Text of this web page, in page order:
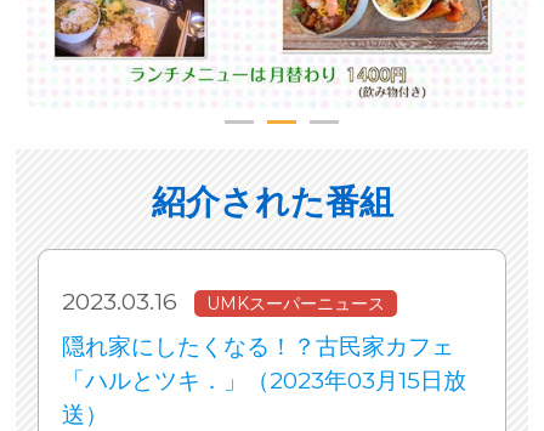
紹介された番組
2023.03.16 UMKスーパーニュース
隠れ家にしたくなる！？古民家カフェ
「ハルとツキ．」（2023年03月15日放
送）